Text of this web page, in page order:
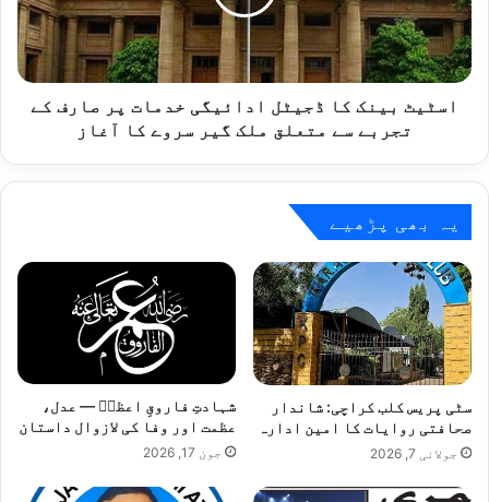
خدمات
پر
صارف
کے
تجربے
کا
آغاز
اسٹیٹ بینک کا ڈجیٹل ادائیگی خدمات پر صارف کے
تجربے سے متعلق ملک گیر سروے کا آغاز
یہ بھی پڑھیے
سٹی پریس کلب کراچی: شاندار
صحافتی روایات کا امین ادارہ
جولائی 7, 2026
شہادتِ فاروقِ اعظمؓ — عدل،
عظمت اور وفا کی لازوال داستان
جون 17, 2026